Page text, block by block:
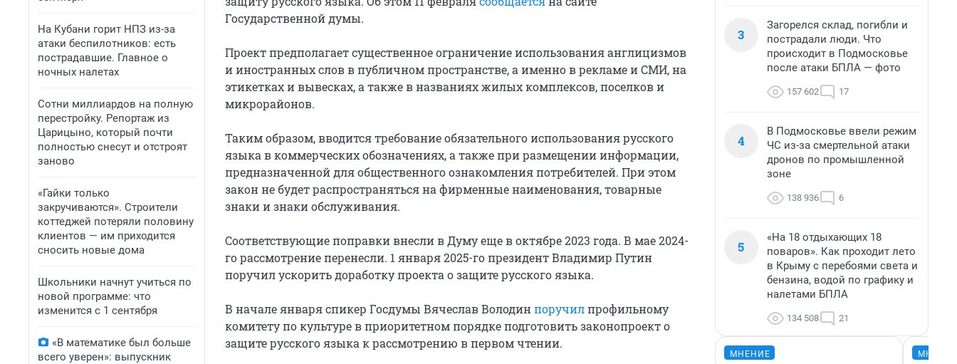
На Кубани горит НПЗ из-за
атаки беспилотников: есть
пострадавшие. Главное о
ночных налетах
Сотни миллиардов на полную
перестройку. Репортаж из
Царицыно, который почти
полностью снесут и отстроят
заново
«Гайки только
закручиваются». Строители
коттеджей потеряли половину
клиентов — им приходится
сносить новые дома
Школьники начнут учиться по
новой программе: что
изменится с 1 сентября
«В математике был больше
всего уверен»: выпускник
Государственной думы.
Проект предполагает существенное ограничение использования англицизмов
и иностранных слов в публичном пространстве, а именно в рекламе и СМИ, на
этикетках и вывесках, а также в названиях жилых комплексов, поселков и
микрорайонов.
Таким образом, вводится требование обязательного использования русского
языка в коммерческих обозначениях, а также при размещении информации,
предназначенной для общественного ознакомления потребителей. При этом
закон не будет распространяться на фирменные наименования, товарные
знаки и знаки обслуживания.
Соответствующие поправки внесли в Думу еще в октябре 2023 года. В мае 2024-
го рассмотрение перенесли. 1 января 2025-го президент Владимир Путин
поручил ускорить доработку проекта о защите русского языка.
В начале января спикер Госдумы Вячеслав Володинпоручилпрофильному
комитету по культуре в приоритетном порядке подготовить законопроект о
защите русского языка к рассмотрению в первом чтении.
3
Загорелся склад, погибли и
пострадали люди. Что
происходит в Подмосковье
после атаки БПЛА — фото
157 602 17
4
В Подмосковье ввели режим
ЧС из-за смертельной атаки
дронов по промышленной
зоне
138 936 6
5
«На 18 отдыхающих 18
поваров». Как проходит лето
в Крыму с перебоями света и
бензина, водой по графику и
налетами БПЛА
134 508 21
МНЕНИЕ